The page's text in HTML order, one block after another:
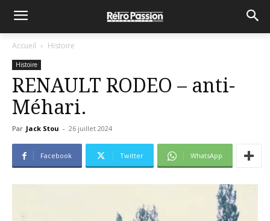
Accueil Histoire
Histoire
RENAULT RODEO – anti-
Méhari.
Par Jack Stou - 26 juillet 2024
Facebook Twitter WhatsApp